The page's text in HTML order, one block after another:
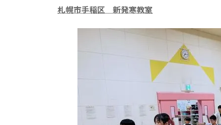
新
日
札幌市手稲区 新発寒教室